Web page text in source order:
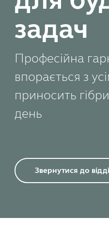
задач
Професійна
впорається з
приносить
день
Звернутися до